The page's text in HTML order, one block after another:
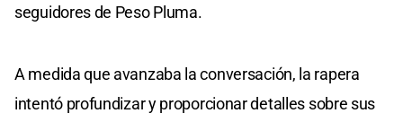
seguidores de Peso Pluma.
A medida que avanzaba la conversación, la rapera
intentó profundizar y proporcionar detalles sobre sus